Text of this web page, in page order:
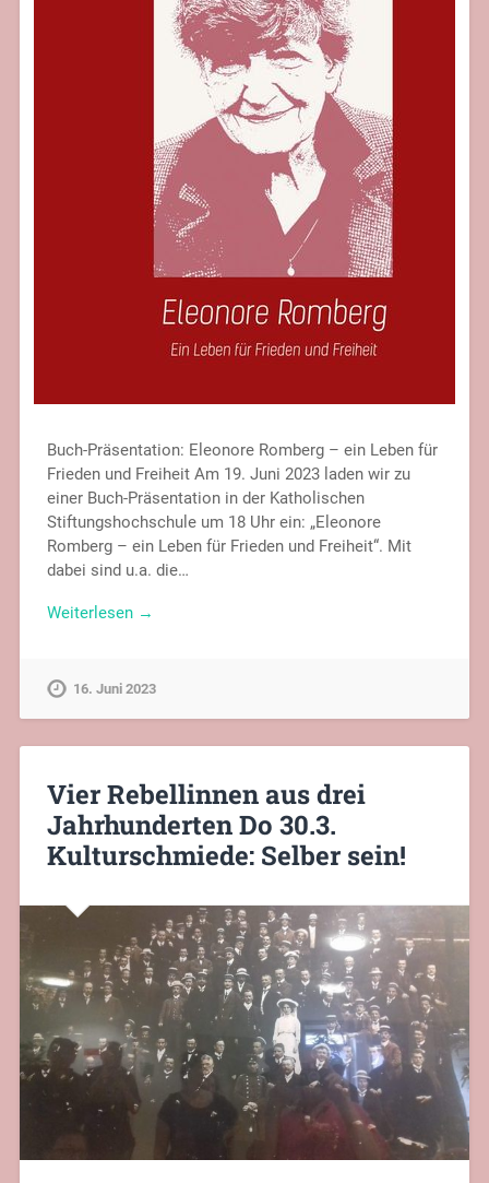
Buch-Präsentation: Eleonore Romberg – ein Leben für
Frieden und Freiheit Am 19. Juni 2023 laden wir zu
einer Buch-Präsentation in der Katholischen
Stiftungshochschule um 18 Uhr ein: „Eleonore
Romberg – ein Leben für Frieden und Freiheit“. Mit
dabei sind u.a. die…
Weiterlesen →
16. Juni 2023
Vier Rebellinnen aus drei
Jahrhunderten Do 30.3.
Kulturschmiede: Selber sein!